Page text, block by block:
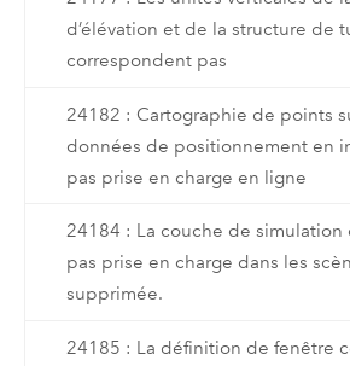
d’élévation et de la structure de
correspondent pas
24182 : Cartographie de points
données de positionnement en
pas prise en charge en ligne
24184 : La couche de simulation
pas prise en charge dans les
supprimée.
24185 : La définition de fenêtre